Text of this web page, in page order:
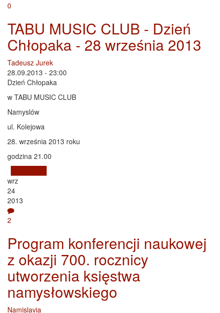
0
TABU MUSIC CLUB - Dzień
Chłopaka - 28 września 2013
Tadeusz Jurek
28.09.2013 - 23:00
Dzień Chłopaka
w TABU MUSIC CLUB
Namyslów
ul. Kolejowa
28. września 2013 roku
godzina 21.00
wrz
24
2013
2
Program konferencji naukowej
z okazji 700. rocznicy
utworzenia księstwa
namysłowskiego
Namislavia